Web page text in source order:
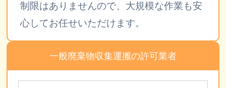
制限はありませんので、大規模な作業も安
心してお任せいただけます。
一般廃棄物収集運搬の許可業者